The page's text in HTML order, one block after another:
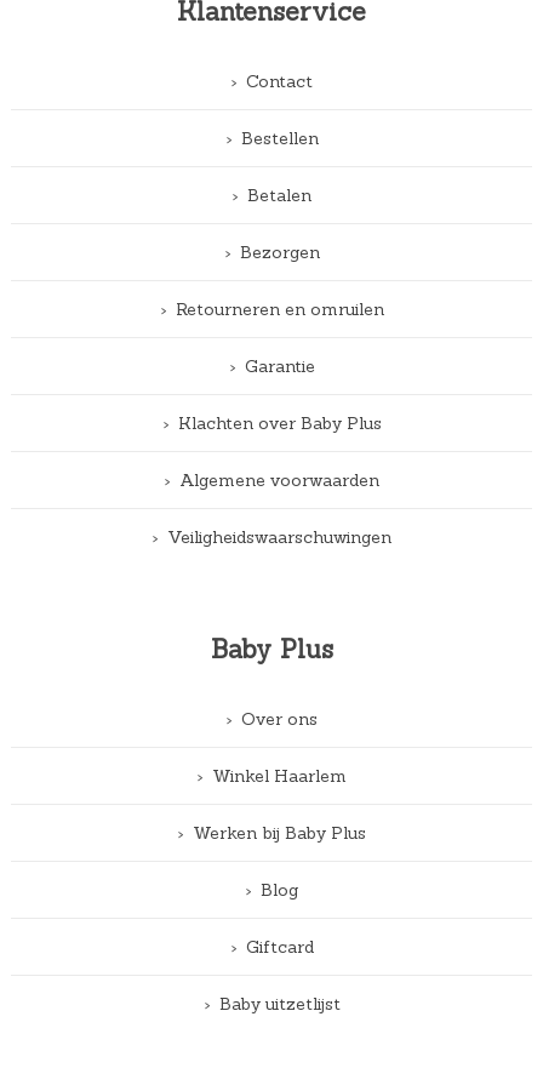
Klantenservice
Contact
Bestellen
Betalen
Bezorgen
Retourneren en omruilen
Garantie
Klachten over Baby Plus
Algemene voorwaarden
Veiligheidswaarschuwingen
Baby Plus
Over ons
Winkel Haarlem
Werken bij Baby Plus
Blog
Giftcard
Baby uitzetlijst